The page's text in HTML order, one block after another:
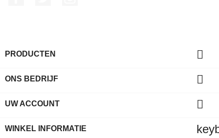
PRODUCTEN 
ONS BEDRIJF 
UW ACCOUNT 
WINKEL INFORMATIE